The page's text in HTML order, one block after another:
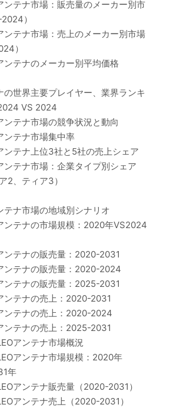
ンテナ市場：販売量のメーカー別市
）
ンテナ市場：売上のメーカー別市場
）
ンテナのメーカー別平均価格
の世界主要プレイヤー、業界ランキ
VS 2024
ンテナ市場の競争状況と動向
ンテナ市場集中率
ンテナ上位3社と5社の売上シェア
ンテナ市場：企業タイプ別シェア
2、ティア3）
テナ市場の地域別シナリオ
ンテナの市場規模：2020年VS2024
ンテナの販売量：2020-2031
ンテナの販売量：2020-2024
ンテナの販売量：2025-2031
ンテナの売上：2020-2031
ンテナの売上：2020-2024
ンテナの売上：2025-2031
アンテナ市場概況
アンテナ市場規模：2020年
年
アンテナ販売量（2020-2031）
アンテナ売上（2020-2031）